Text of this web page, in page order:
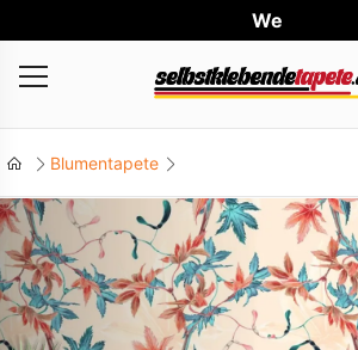
Weltw
Blumentapete